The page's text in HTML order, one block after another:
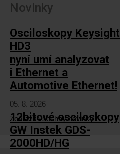
Novinky
Osciloskopy Keysight
HD3
nyní umí analyzovat
i Ethernet a
Automotive Ethernet!
05. 8. 2026
12bitové osciloskopy
GW Instek GDS-
2000HD/HG
Zobrazit všechny novinky